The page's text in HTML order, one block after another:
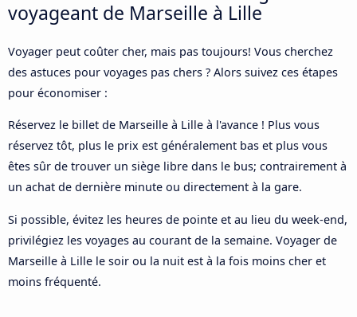
voyageant de Marseille à Lille
Voyager peut coûter cher, mais pas toujours! Vous cherchez
des astuces pour voyages pas chers ? Alors suivez ces étapes
pour économiser :
Réservez le billet de Marseille à Lille à l'avance ! Plus vous
réservez tôt, plus le prix est généralement bas et plus vous
êtes sûr de trouver un siège libre dans le bus; contrairement à
un achat de dernière minute ou directement à la gare.
Si possible, évitez les heures de pointe et au lieu du week-end,
privilégiez les voyages au courant de la semaine. Voyager de
Marseille à Lille le soir ou la nuit est à la fois moins cher et
moins fréquenté.